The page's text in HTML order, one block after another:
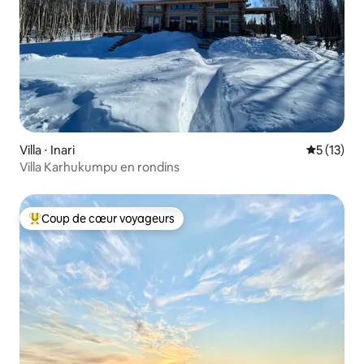
Villa ⋅ Inari
5 (13)
Villa Karhukumpu en rondins
Coups de cœur voyageurs les plus appréciés
Coup de cœur voyageurs